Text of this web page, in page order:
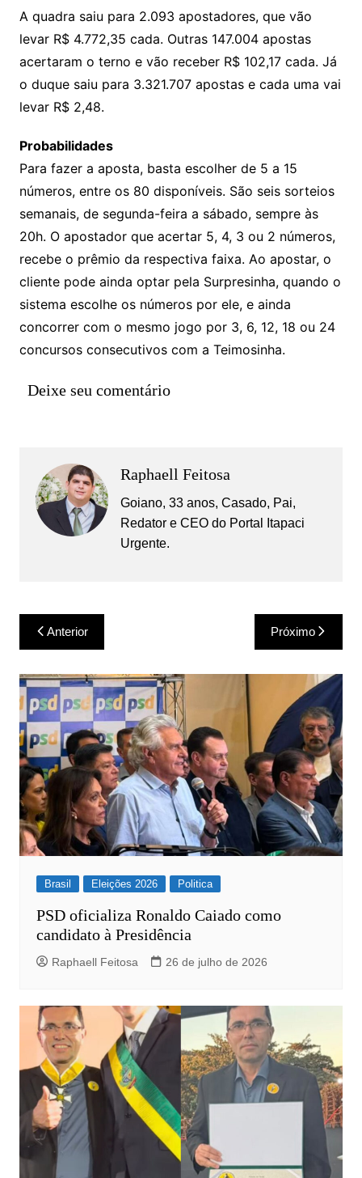
A quadra saiu para 2.093 apostadores, que vão
levar R$ 4.772,35 cada. Outras 147.004 apostas
acertaram o terno e vão receber R$ 102,17 cada. Já
o duque saiu para 3.321.707 apostas e cada uma vai
levar R$ 2,48.
Probabilidades
Para fazer a aposta, basta escolher de 5 a 15
números, entre os 80 disponíveis. São seis sorteios
semanais, de segunda-feira a sábado, sempre às
20h. O apostador que acertar 5, 4, 3 ou 2 números,
recebe o prêmio da respectiva faixa. Ao apostar, o
cliente pode ainda optar pela Surpresinha, quando o
sistema escolhe os números por ele, e ainda
concorrer com o mesmo jogo por 3, 6, 12, 18 ou 24
concursos consecutivos com a Teimosinha.
Deixe seu comentário
Raphaell Feitosa
Goiano, 33 anos, Casado, Pai,
Redator e CEO do Portal Itapaci
Urgente.
Navegação
de
Post
Anterior Próximo
Brasil Eleições 2026 Politica
PSD oficializa Ronaldo Caiado como
candidato à Presidência
Raphaell Feitosa 26 de julho de 2026